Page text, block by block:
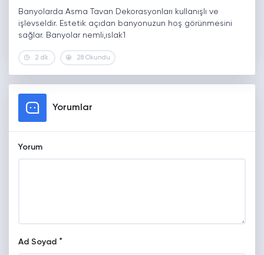
Banyolarda Asma Tavan Dekorasyonları kullanışlı ve
işlevseldir. Estetik açıdan banyonuzun hoş görünmesini
sağlar. Banyolar nemli,ıslak1
2 dk. 28 Okundu
Yorumlar
Yorum
Ad Soyad *